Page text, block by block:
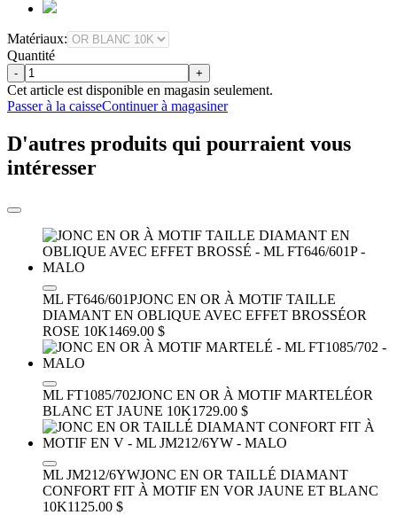
Matériaux:
Quantité
- +
Cet article est disponible en magasin seulement.
Passer à la caisseContinuer à magasiner
D'autres produits qui pourraient vous
intéresser
ML FT646/601PJONC EN OR À MOTIF TAILLE
DIAMANT EN OBLIQUE AVEC EFFET BROSSÉOR
ROSE 10K1469.00 $
ML FT1085/702JONC EN OR À MOTIF MARTELÉOR
BLANC ET JAUNE 10K1729.00 $
ML JM212/6YWJONC EN OR TAILLÉ DIAMANT
CONFORT FIT À MOTIF EN VOR JAUNE ET BLANC
10K1125.00 $